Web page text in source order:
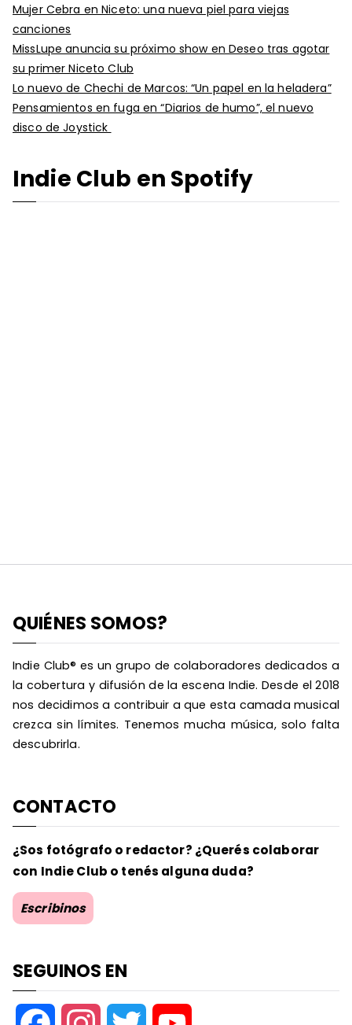
Mujer Cebra en Niceto: una nueva piel para viejas
canciones
MissLupe anuncia su próximo show en Deseo tras agotar
su primer Niceto Club
Lo nuevo de Chechi de Marcos: “Un papel en la heladera”
Pensamientos en fuga en “Diarios de humo”, el nuevo
disco de Joystick
Indie Club en Spotify
QUIÉNES SOMOS?
Indie Club® es un grupo de colaboradores dedicados a
la cobertura y difusión de la escena Indie. Desde el 2018
nos decidimos a contribuir a que esta camada musical
crezca sin límites. Tenemos mucha música, solo falta
descubrirla.
CONTACTO
¿Sos fotógrafo o redactor? ¿Querés colaborar
con Indie Club o tenés alguna duda?
Escribinos
SEGUINOS EN